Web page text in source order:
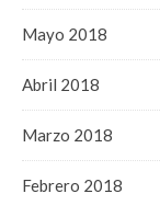
Mayo 2018
Abril 2018
Marzo 2018
Febrero 2018